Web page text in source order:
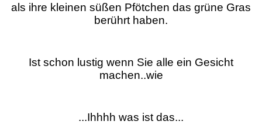
als ihre kleinen süßen Pfötchen das grüne Gras
berührt haben.
Ist schon lustig wenn Sie alle ein Gesicht
machen..wie
...Ihhhh was ist das...